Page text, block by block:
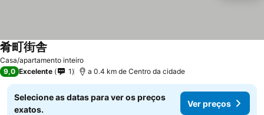
Casa/apartamento inteiro
肴町街舎
9,0 Excelente 1 a 0.4 km de Centro da cidade
Selecione as datas para ver os preços
exatos.
Ver preços